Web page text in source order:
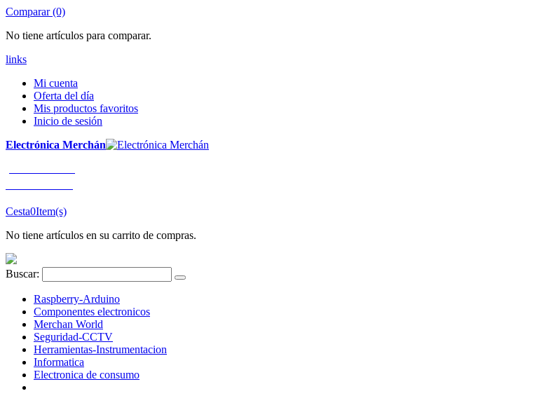
Comparar (0)
No tiene artículos para comparar.
links
Mi cuenta
Oferta del día
Mis productos favoritos
Inicio de sesión
Electrónica Merchán
Cesta0Item(s)
No tiene artículos en su carrito de compras.
Buscar:
Raspberry-Arduino
Componentes electronicos
Merchan World
Seguridad-CCTV
Herramientas-Instrumentacion
Informatica
Electronica de consumo